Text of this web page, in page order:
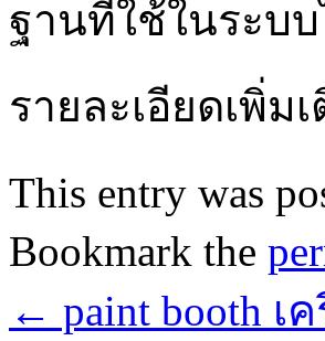
ฐานที่ใช้ในระบ
รายละเอียดเพิ่ม
This entry was
Bookmark the
← paint booth